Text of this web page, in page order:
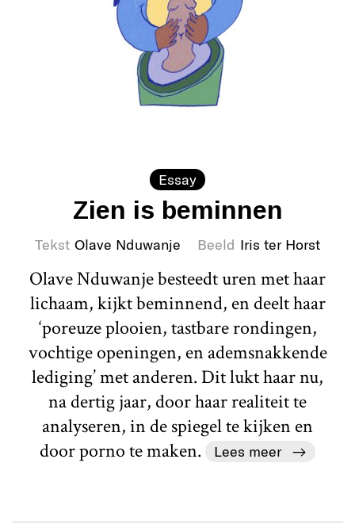
Essay
Zien is beminnen
Tekst Olave Nduwanje Beeld Iris ter Horst
Olave Nduwanje besteedt uren met haar
lichaam, kijkt beminnend, en deelt haar
‘poreuze plooien, tastbare rondingen,
vochtige openingen, en ademsnakkende
lediging’ met anderen. Dit lukt haar nu,
na dertig jaar, door haar realiteit te
analyseren, in de spiegel te kijken en
door porno te maken.
Lees meer